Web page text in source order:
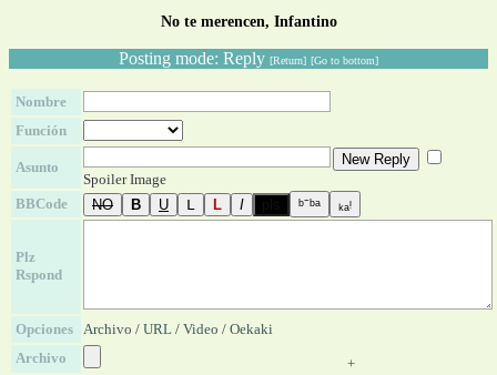
No te merencen, Infantino
Posting mode: Reply [Return] [Go to bottom]
Nombre
Función
Asunto
Spoiler Image
BBCode
Plz
Rspond
Opciones Archivo / URL / Video / Oekaki
Archivo
+